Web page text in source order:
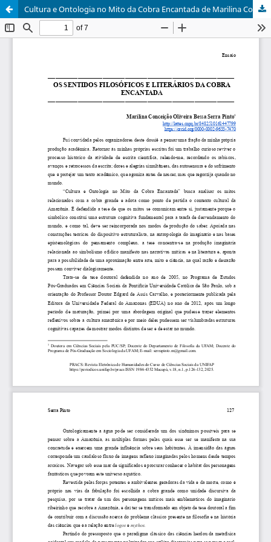
Cultura e Ontologia no Mito da Cobra Encantada de Marilina Conceição Oliveira Bessa Serra Pinto